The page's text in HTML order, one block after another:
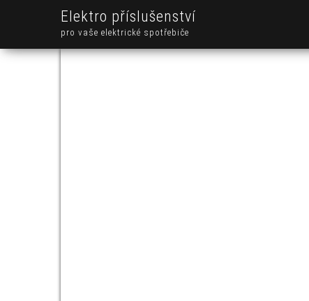
Elektro příslušenství
pro vaše elektrické spotřebiče